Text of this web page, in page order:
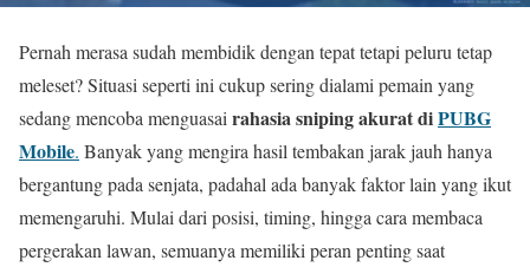
Pernah merasa sudah membidik dengan tepat tetapi peluru tetap
meleset? Situasi seperti ini cukup sering dialami pemain yang
sedang mencoba menguasai rahasia sniping akurat diPUBG
Mobile. Banyak yang mengira hasil tembakan jarak jauh hanya
bergantung pada senjata, padahal ada banyak faktor lain yang ikut
memengaruhi. Mulai dari posisi, timing, hingga cara membaca
pergerakan lawan, semuanya memiliki peran penting saat